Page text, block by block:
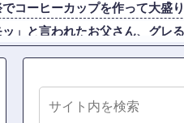
でコーヒーカップを作って大盛
ッ」と言われたお父さん、グレ
ドイツの病院食のあまりの差
ました。身分証を提出してくだ